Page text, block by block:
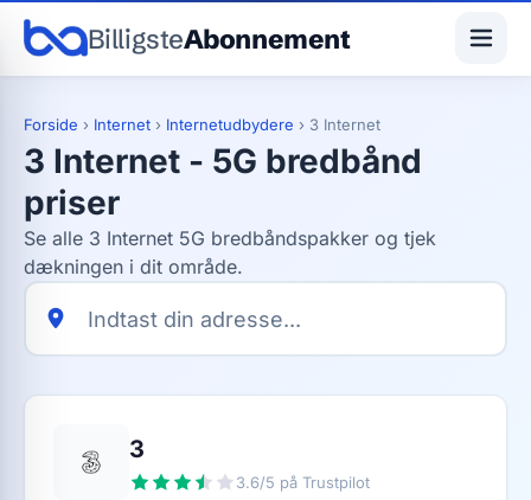
BilligsteAbonnement
Forside › Internet › Internetudbydere › 3 Internet
3 Internet - 5G bredbånd
priser
Se alle 3 Internet 5G bredbåndspakker og tjek
dækningen i dit område.
3
3.6/5 på Trustpilot